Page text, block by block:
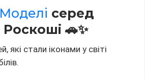
серед
🚗✨
які стали іконами у світі